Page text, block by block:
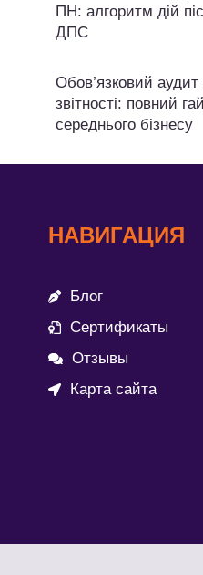
ПН: алгоритм дій
ДПС
Обов’язковий аудит
звітності: повний
середнього бізнесу
НАВИГАЦИЯ
Блог
Сертификаты
Отзывы
Карта сайта